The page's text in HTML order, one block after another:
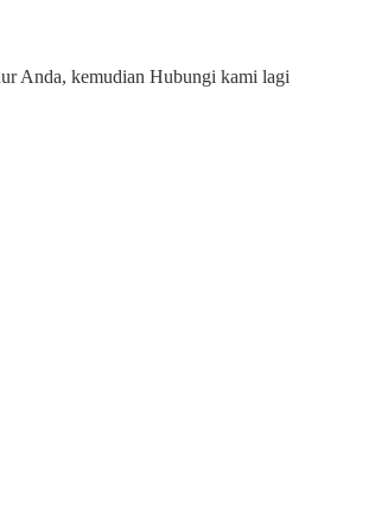
Anda, kemudian Hubungi kami lagi